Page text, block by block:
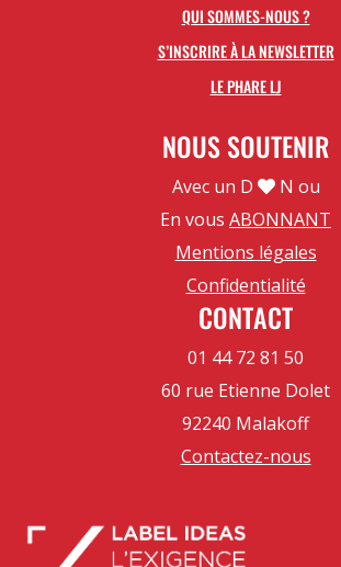
QUI SOMMES-NOUS ?
S’INSCRIRE À LA NEWSLETTER
LE PHARE LJ
NOUS SOUTENIR
Avec un D
N ou
En vous ABONNANT
Mentions légales
Confidentialité
CONTACT
01 44 72 81 50
60 rue Etienne Dolet
92240 Malakoff
Contactez-nous